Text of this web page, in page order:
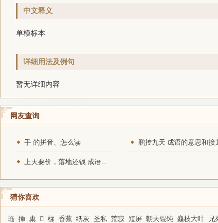
中文释义
单模标本
详细用法及例句
暂无详细内容
网友查询
手 的拼音、怎么读 鹏抟九天 成语的意思和接
猜你喜欢
珤 挿 㮚 𧞳 柡 香蕉 纸灰 圣私 荒寂 短屏 朝天馄饨 麤枝大叶 兄